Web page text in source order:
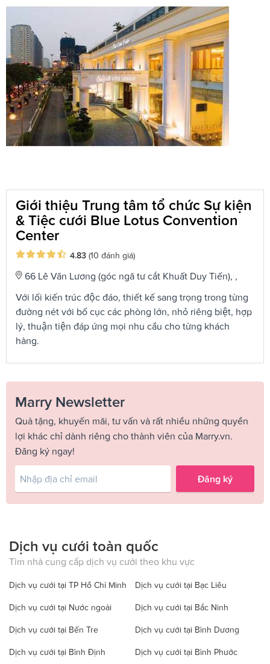
Giới thiệu Trung tâm tổ chức Sự kiện
& Tiệc cưới Blue Lotus Convention
Center
4.83 (10 đánh giá)
66 Lê Văn Lương (góc ngã tư cắt Khuất Duy Tiến), ,
Với lối kiến trúc độc đáo, thiết kế sang trọng trong từng
đường nét với bố cục các phòng lớn, nhỏ riêng biệt, hợp
lý, thuận tiện đáp ứng mọi nhu cầu cho từng khách
hàng.
Marry Newsletter
Quà tặng, khuyến mãi, tư vấn và rất nhiều những quyền
lợi khác chỉ dành riêng cho thành viên của Marry.vn.
Đăng ký ngay!
Đăng ký
Dịch vụ cưới toàn quốc
Tìm nhà cung cấp dịch vụ cưới theo khu vực
Dịch vụ cưới tại TP Hồ Chí Minh Dịch vụ cưới tại Bạc Liêu
Dịch vụ cưới tại Nước ngoài Dịch vụ cưới tại Bắc Ninh
Dịch vụ cưới tại Bến Tre Dịch vụ cưới tại Bình Dương
Dịch vụ cưới tại Bình Định Dịch vụ cưới tại Bình Phước